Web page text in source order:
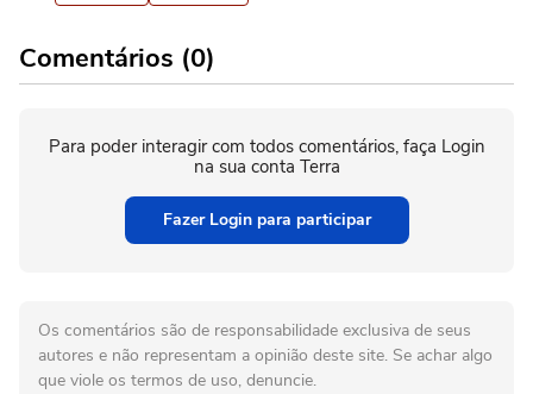
Comentários (0)
Para poder interagir com todos comentários, faça Login
na sua conta Terra
Fazer Login para participar
Os comentários são de responsabilidade exclusiva de seus
autores e não representam a opinião deste site. Se achar algo
que viole os termos de uso, denuncie.